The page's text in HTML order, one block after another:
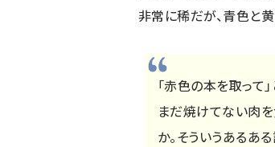
非常に稀だが、青色と
「赤色の本を取って
まだ焼けてない肉を
か。そういうあるあ